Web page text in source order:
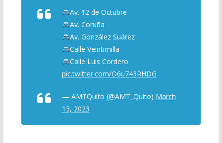
Av. 12 de Octubre
Av. Coruña
Av. González Suárez
Calle Veintimilla
Calle Luis Cordero
pic.twitter.com/O6u743RHDG
— AMTQuito (@AMT_Quito) March
13, 2023